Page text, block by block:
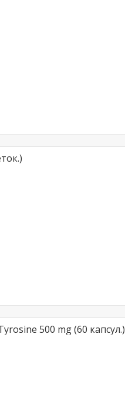
500 mg (60 капсул.)